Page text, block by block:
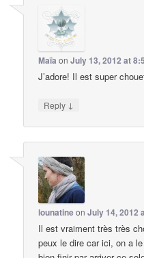
Maïa onJuly 13, 2012 at
J’adore! Il est super
Reply ↓
lounatineonJuly 14, 2012
Il est vraiment très très
peux le dire car ici, on a